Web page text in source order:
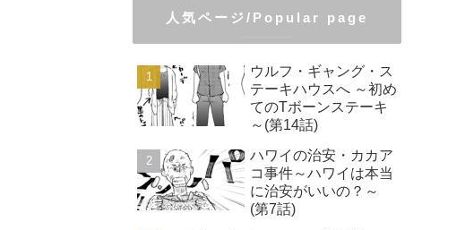
人気ページ/Popular page
ウルフ・ギャング・ス
テーキハウスへ ～初め
てのTボーンステーキ
～(第14話)
ハワイの治安・カカア
コ事件～ハワイは本当
に治安がいいの？～
(第7話)